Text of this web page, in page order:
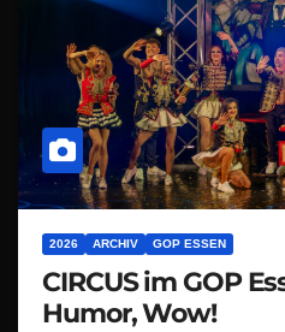
2026 ARCHIV GOP ESSEN
CIRCUS im GOP
Humor, Wow!